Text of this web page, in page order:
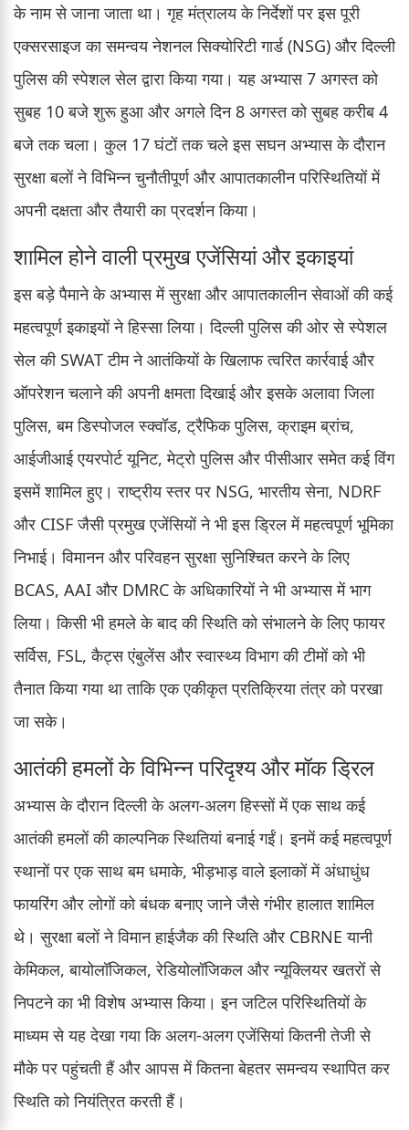
के नाम से जाना जाता था। गृह मंत्रालय के निर्देशों पर इस पूरी
एक्सरसाइज का समन्वय नेशनल सिक्योरिटी गार्ड (NSG) और दिल्ली
पुलिस की स्पेशल सेल द्वारा किया गया। यह अभ्यास 7 अगस्त को
सुबह 10 बजे शुरू हुआ और अगले दिन 8 अगस्त को सुबह करीब 4
बजे तक चला। कुल 17 घंटों तक चले इस सघन अभ्यास के दौरान
सुरक्षा बलों ने विभिन्न चुनौतीपूर्ण और आपातकालीन परिस्थितियों में
अपनी दक्षता और तैयारी का प्रदर्शन किया।
शामिल होने वाली प्रमुख एजेंसियां और इकाइयां
इस बड़े पैमाने के अभ्यास में सुरक्षा और आपातकालीन सेवाओं की कई
महत्वपूर्ण इकाइयों ने हिस्सा लिया। दिल्ली पुलिस की ओर से स्पेशल
सेल की SWAT टीम ने आतंकियों के खिलाफ त्वरित कार्रवाई और
ऑपरेशन चलाने की अपनी क्षमता दिखाई और इसके अलावा जिला
पुलिस, बम डिस्पोजल स्क्वॉड, ट्रैफिक पुलिस, क्राइम ब्रांच,
आईजीआई एयरपोर्ट यूनिट, मेट्रो पुलिस और पीसीआर समेत कई विंग
इसमें शामिल हुए। राष्ट्रीय स्तर पर NSG, भारतीय सेना, NDRF
और CISF जैसी प्रमुख एजेंसियों ने भी इस ड्रिल में महत्वपूर्ण भूमिका
निभाई। विमानन और परिवहन सुरक्षा सुनिश्चित करने के लिए
BCAS, AAI और DMRC के अधिकारियों ने भी अभ्यास में भाग
लिया। किसी भी हमले के बाद की स्थिति को संभालने के लिए फायर
सर्विस, FSL, कैट्स एंबुलेंस और स्वास्थ्य विभाग की टीमों को भी
तैनात किया गया था ताकि एक एकीकृत प्रतिक्रिया तंत्र को परखा
जा सके।
आतंकी हमलों के विभिन्न परिदृश्य और मॉक ड्रिल
अभ्यास के दौरान दिल्ली के अलग-अलग हिस्सों में एक साथ कई
आतंकी हमलों की काल्पनिक स्थितियां बनाई गईं। इनमें कई महत्वपूर्ण
स्थानों पर एक साथ बम धमाके, भीड़भाड़ वाले इलाकों में अंधाधुंध
फायरिंग और लोगों को बंधक बनाए जाने जैसे गंभीर हालात शामिल
थे। सुरक्षा बलों ने विमान हाईजैक की स्थिति और CBRNE यानी
केमिकल, बायोलॉजिकल, रेडियोलॉजिकल और न्यूक्लियर खतरों से
निपटने का भी विशेष अभ्यास किया। इन जटिल परिस्थितियों के
माध्यम से यह देखा गया कि अलग-अलग एजेंसियां कितनी तेजी से
मौके पर पहुंचती हैं और आपस में कितना बेहतर समन्वय स्थापित कर
स्थिति को नियंत्रित करती हैं।